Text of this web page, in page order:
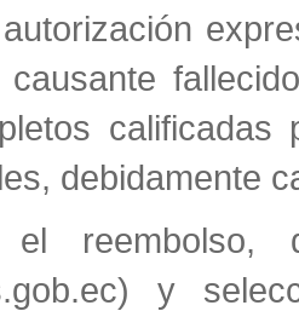
debidamente
el
y